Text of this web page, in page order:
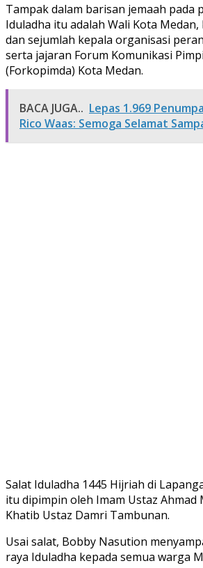
Tampak dalam barisan jemaah pada
Iduladha itu adalah Wali Kota
dan sejumlah kepala organisasi
serta jajaran Forum Komunikasi
(Forkopimda) Kota Medan.
BACA JUGA.. Lepas 1.969
Rico Waas: Semoga Selamat
Salat Iduladha 1445 Hijriah di
itu dipimpin oleh Imam Ustaz Ahmad
Khatib Ustaz Damri Tambunan.
Usai salat, Bobby Nasution
raya Iduladha kepada semua warga